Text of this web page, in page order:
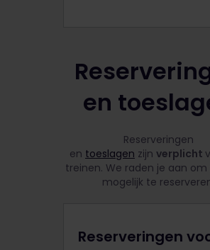
en
Reserveringen
en toeslagen zijn verplicht
treinen. We raden je aan om
mogelijk te
Reserveringen